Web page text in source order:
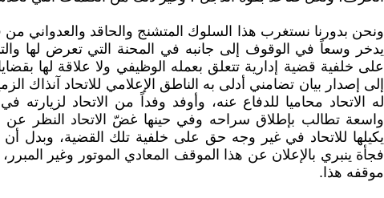
ونحن بدورنا نستغرب هذا السلوك المتشنج والحاقد والعدواني من
يدخر وسعاً في الوقوف إلى جانبه في المحنة التي تعرض لها
على خلفية قضية إدارية تتعلق بعمله الوظيفي ولا علاقة لها بقضايا
إلى إصدار بيان تضامني أدلى به الناطق الإعلامي للاتحاد آنذاك
له الاتحاد محاميا للدفاع عنه، وأوفد وفداً من الاتحاد
واسعة تطالب بإطلاق سراحه وفي حينها غضّ الاتحاد النظر عن
يكيلها للاتحاد في غير وجه حق على خلفية تلك القضية، وبدل أن
فجأة ينبري بالإعلان عن هذا الموقف المعادي الموتور وغير
موقفه هذا.